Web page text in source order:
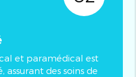
et paramédical est
des soins de